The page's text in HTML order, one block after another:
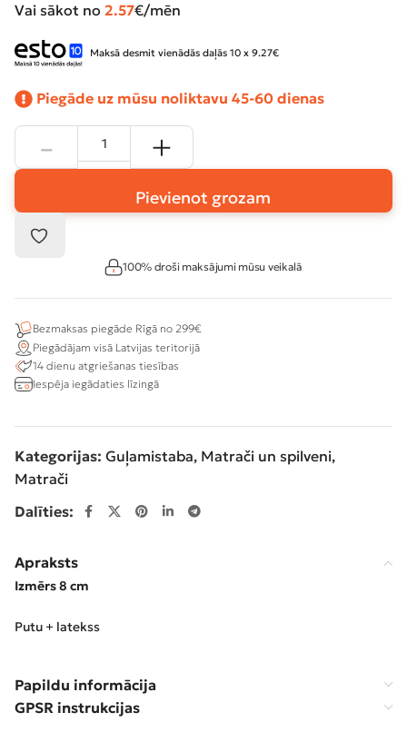
Vai sākot no 2.57€/mēn
Maksā desmit vienādās daļās 10 x 9.27€
Piegāde uz mūsu noliktavu 45-60 dienas
Pievienot grozam
100% droši maksājumi mūsu veikalā
Bezmaksas piegāde Rīgā no 299€
Piegādājam visā Latvijas teritorijā
14 dienu atgriešanas tiesības
Iespēja iegādaties līzingā
Kategorijas: Guļamistaba, Matrači un spilveni,
Matrači
Dalīties:
Apraksts
Izmērs 8 cm
Putu + latekss
Papildu informācija
GPSR instrukcijas